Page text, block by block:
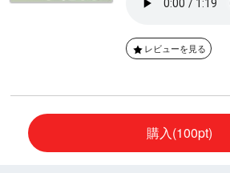
レビューを見る
購入(100pt)